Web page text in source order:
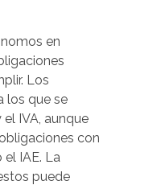
en
Los
los que se
IVA, aunque
con
IAE. La
puede